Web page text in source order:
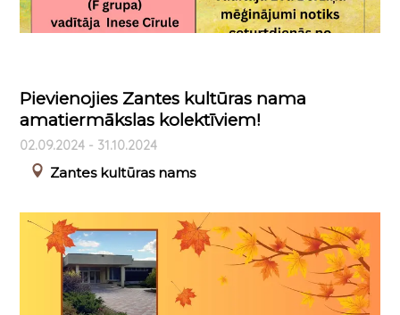
Pievienojies Zantes kultūras nama
amatiermākslas kolektīviem!
02.09.2024 - 31.10.2024
Zantes kultūras nams